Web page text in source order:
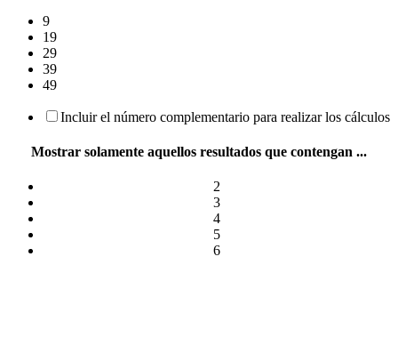
9
19
29
39
49
Incluir el número complementario para realizar los cálculos
Mostrar solamente aquellos resultados que contengan ...
2
3
4
5
6